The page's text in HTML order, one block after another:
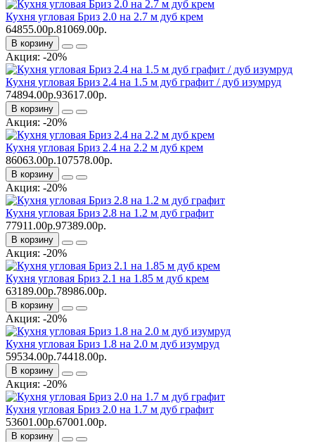
Кухня угловая Бриз 2.0 на 2.7 м дуб крем
64855.00р.81069.00р.
В корзину
Акция: -20%
Кухня угловая Бриз 2.4 на 1.5 м дуб графит / дуб изумруд
74894.00р.93617.00р.
В корзину
Акция: -20%
Кухня угловая Бриз 2.4 на 2.2 м дуб крем
86063.00р.107578.00р.
В корзину
Акция: -20%
Кухня угловая Бриз 2.8 на 1.2 м дуб графит
77911.00р.97389.00р.
В корзину
Акция: -20%
Кухня угловая Бриз 2.1 на 1.85 м дуб крем
63189.00р.78986.00р.
В корзину
Акция: -20%
Кухня угловая Бриз 1.8 на 2.0 м дуб изумруд
59534.00р.74418.00р.
В корзину
Акция: -20%
Кухня угловая Бриз 2.0 на 1.7 м дуб графит
53601.00р.67001.00р.
В корзину